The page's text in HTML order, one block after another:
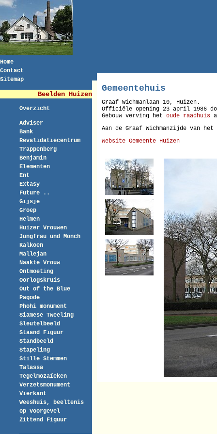
Home
Contact
Sitemap
Beelden Huizen
Overzicht
Adviser
Bank
Revalidatiecentrum
Trappenberg
Benjamin
Elementen
Ent
Extasy
Future ..
Gijsje
Groep
Helmen
Huizer Vrouwen
Jungfrau und Mönch
Kalkoen
Mallejan
Naakte Vrouw
Ontmoeting
Oorlogskruis
Out of the Blue
Pagode
Phohi monument
Siamese Tweeling
Sleutelbeeld
Staand Figuur
Standbeeld
Stapeling
Stille Stemmen
Talassa
Tegelmozaïeken
Verzetsmonument
Vierkant
Weeshuis, beeltenis
op voorgevel
Zittend Figuur
Gemeentehuis
Graaf Wichmanlaan 10, Huizen.
Officiële opening 23 april 1986
Gebouw verving het oude raadhuis
Aan de Graaf Wichmanzijde van het
Website Gemeente Huizen